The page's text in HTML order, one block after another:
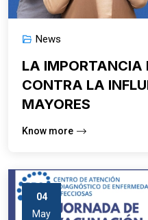
News
LA IMPORTANCIA
CONTRA LA
MAYORES
Know more
04
May